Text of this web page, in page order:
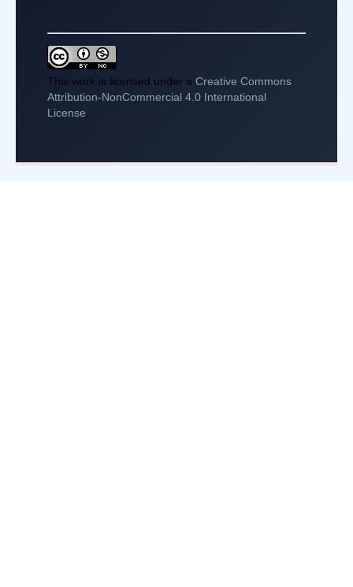
This work is licensed under a Creative Commons
Attribution-NonCommercial 4.0 International
License